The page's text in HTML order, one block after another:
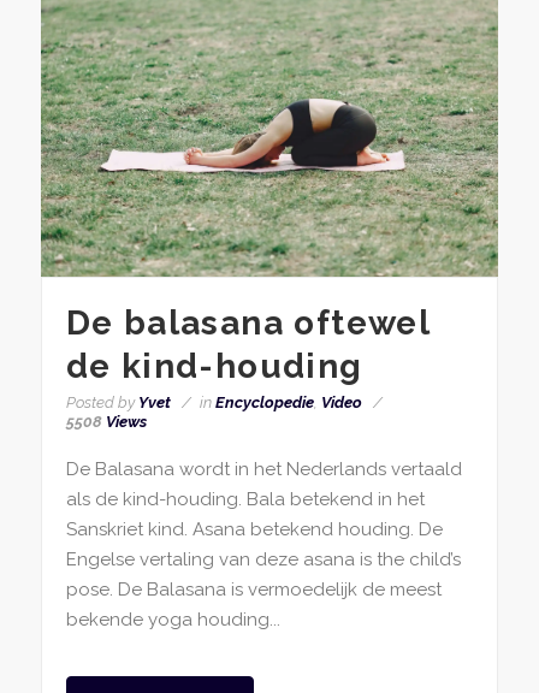
De balasana oftewel
de kind-houding
Posted by Yvet in Encyclopedie, Video
5508Views
De Balasana wordt in het Nederlands vertaald
als de kind-houding. Bala betekend in het
Sanskriet kind. Asana betekend houding. De
Engelse vertaling van deze asana is the child’s
pose. De Balasana is vermoedelijk de meest
bekende yoga houding...